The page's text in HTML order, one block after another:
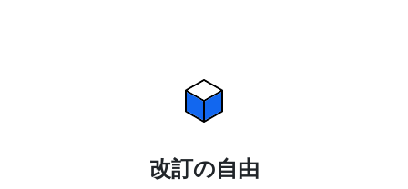
改訂の自由